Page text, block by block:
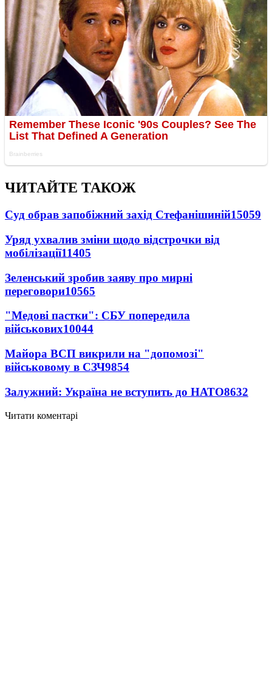
ЧИТАЙТЕ ТАКОЖ
Суд обрав запобіжний захід Стефанішиній15059
Уряд ухвалив зміни щодо відстрочки від
мобілізації11405
Зеленський зробив заяву про мирні
переговори10565
"Медові пастки": СБУ попередила
військових10044
Майора ВСП викрили на "допомозі"
військовому в СЗЧ9854
Залужний: Україна не вступить до НАТО8632
Читати коментарі